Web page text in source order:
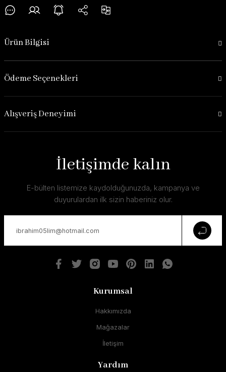
Ürün Bilgisi
Ödeme Seçenekleri
Alışveriş Deneyimi
İletişimde kalın
E-bülten listemize kaydolduğunuzda, kampanya ve
duyurulardan ilk sizin haberiniz olur.
Kurumsal
Hakkımızda
Mağazalar
İletişim
Yardım